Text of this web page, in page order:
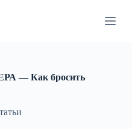
— Как бросить